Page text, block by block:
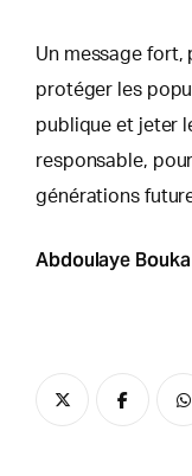
Un message fort,
protéger les
publique et jeter
responsable,
générations
Abdoulaye